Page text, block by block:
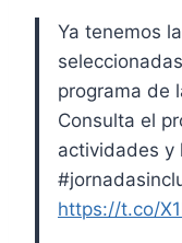
Ya tenemos
programa de
Consulta el
actividades y
https://t.co/